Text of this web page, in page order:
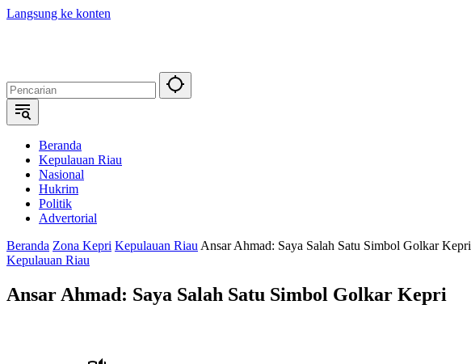
Langsung ke konten
Beranda
Kepulauan Riau
Nasional
Hukrim
Politik
Advertorial
Beranda Zona Kepri Kepulauan Riau Ansar Ahmad: Saya Salah Satu Simbol Golkar Kepri
Kepulauan Riau
Ansar Ahmad: Saya Salah Satu Simbol Golkar Kepri